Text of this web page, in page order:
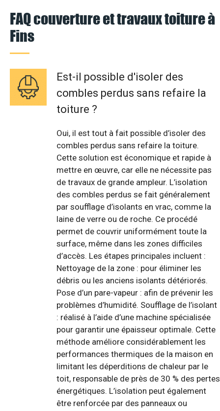
FAQ couverture et travaux toiture à
Fins
Est-il possible d'isoler des
combles perdus sans refaire la
toiture ?
Oui, il est tout à fait possible d’isoler des
combles perdus sans refaire la toiture.
Cette solution est économique et rapide à
mettre en œuvre, car elle ne nécessite pas
de travaux de grande ampleur. L’isolation
des combles perdus se fait généralement
par soufflage d’isolants en vrac, comme la
laine de verre ou de roche. Ce procédé
permet de couvrir uniformément toute la
surface, même dans les zones difficiles
d’accès. Les étapes principales incluent :
Nettoyage de la zone : pour éliminer les
débris ou les anciens isolants détériorés.
Pose d’un pare-vapeur : afin de prévenir les
problèmes d’humidité. Soufflage de l’isolant
: réalisé à l’aide d’une machine spécialisée
pour garantir une épaisseur optimale. Cette
méthode améliore considérablement les
performances thermiques de la maison en
limitant les déperditions de chaleur par le
toit, responsable de près de 30 % des pertes
énergétiques. L’isolation peut également
être renforcée par des panneaux ou